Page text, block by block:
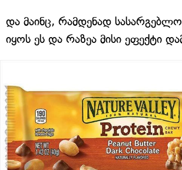
და მაინც, რამდენად
იყოს ეს და რაზეა მისი ეფექტი